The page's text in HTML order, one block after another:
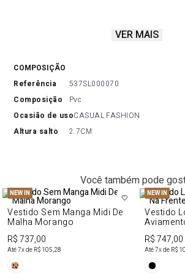
sofisticação e originalidade ao seu dia a dia.
VER MAIS
COMPOSIÇÃO
referência
537SL000070
composição
Pvc
ocasião de usoCASUAL FASHION
altura salto
2.7CM
Você também pode
NEW IN
Vestido Sem Manga Midi De
Malha Morango
R$ 737,00
Até7x de R$ 105,28
NEW IN
Vestido
R$ 747,00
Até7x de R$